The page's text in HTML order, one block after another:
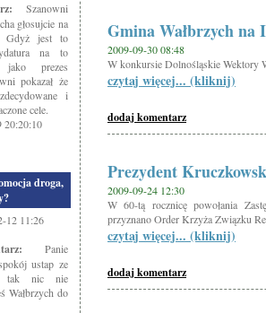
Szanowni
głosujcie na
Gdyż jest to
na to
prezes
pokazał że
i
cele.
20:20:10
droga,
12 11:26
Panie
ustap ze
tak nic nie
Wałbrzych do
Gmina Wałbrzych na
2009-09-30 08:48
W konkursie Dolnośląskie Wektory
czytaj więcej... (kliknij)
dodaj komentarz
Prezydent
2009-09-24 12:30
W 60-tą rocznicę powołania
przyznano Order Krzyża Związku
czytaj więcej... (kliknij)
dodaj komentarz